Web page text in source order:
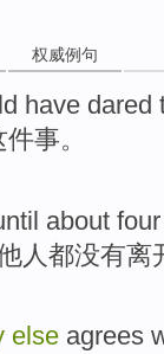
权威例句
have dared
事。
about four
人都没有离
else agrees